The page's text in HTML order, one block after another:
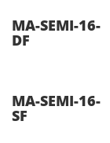
MA-SEMI-16-
DF
MA-SEMI-16-
SF